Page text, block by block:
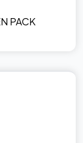
PACK